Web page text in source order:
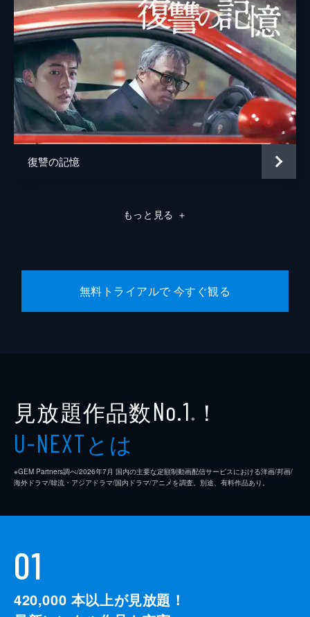
復讐の記憶
もっと見る ＋
無料トライアルで 今すぐ観る
見放題作品数No.1 ※ ！
U-NEXTとは
※GEM Partners調べ/2026年7⽉ 国内の主要な定額制動画配信サービスにおける洋画/邦画/
海外ドラマ/韓流・アジアドラマ/国内ドラマ/アニメを調査。別途、有料作品あり。
01
420,000 本以上が見放題！